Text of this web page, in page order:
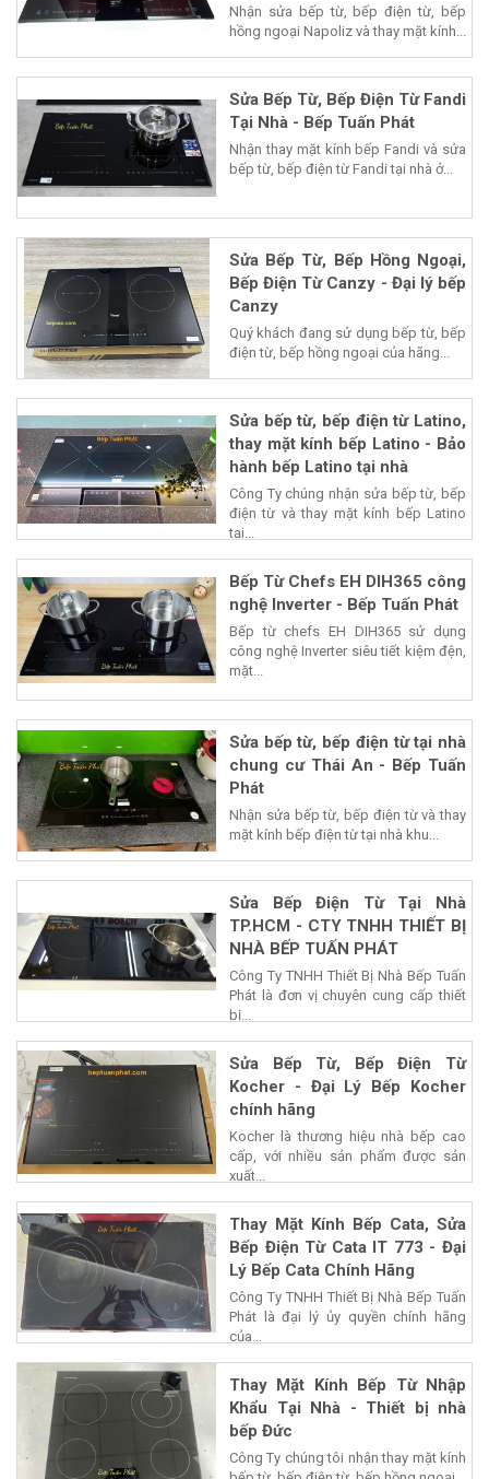
Nhận sửa bếp từ, bếp điện từ, bếp
hồng ngoại Napoliz và thay mặt kính...
Sửa Bếp Từ, Bếp Điện Từ Fandi
Tại Nhà - Bếp Tuấn Phát
Nhận thay mặt kính bếp Fandi và sửa
bếp từ, bếp điện từ Fandi tại nhà ở...
Sửa Bếp Từ, Bếp Hồng Ngoại,
Bếp Điện Từ Canzy - Đại lý bếp
Canzy
Quý khách đang sử dụng bếp từ, bếp
điện từ, bếp hồng ngoại của hãng...
Sửa bếp từ, bếp điện từ Latino,
thay mặt kính bếp Latino - Bảo
hành bếp Latino tại nhà
Công Ty chúng nhận sửa bếp từ, bếp
điện từ và thay mặt kính bếp Latino
tại...
Bếp Từ Chefs EH DIH365 công
nghệ Inverter - Bếp Tuấn Phát
Bếp từ chefs EH DIH365 sử dụng
công nghệ Inverter siêu tiết kiệm đện,
mặt...
Sửa bếp từ, bếp điện từ tại nhà
chung cư Thái An - Bếp Tuấn
Phát
Nhận sửa bếp từ, bếp điện từ và thay
mặt kính bếp điện từ tại nhà khu...
Sửa Bếp Điện Từ Tại Nhà
TP.HCM - CTY TNHH THIẾT BỊ
NHÀ BẾP TUẤN PHÁT
Công Ty TNHH Thiết Bị Nhà Bếp Tuấn
Phát là đơn vị chuyên cung cấp thiết
bị...
Sửa Bếp Từ, Bếp Điện Từ
Kocher - Đại Lý Bếp Kocher
chính hãng
Kocher là thương hiệu nhà bếp cao
cấp, với nhiều sản phẩm được sản
xuất...
Thay Mặt Kính Bếp Cata, Sửa
Bếp Điện Từ Cata IT 773 - Đại
Lý Bếp Cata Chính Hãng
Công Ty TNHH Thiết Bị Nhà Bếp Tuấn
Phát là đại lý ủy quyền chính hãng
của...
Thay Mặt Kính Bếp Từ Nhập
Khẩu Tại Nhà - Thiết bị nhà
bếp Đức
Công Ty chúng tôi nhận thay mặt kính